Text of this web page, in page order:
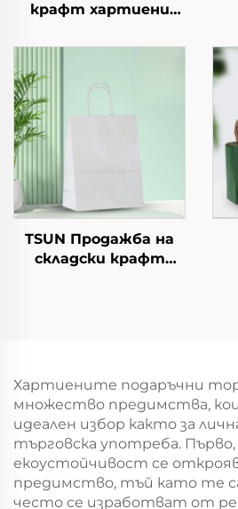
крафт хартиени
логотип за упаковка
на храна за Нова
година/Коледа с
екранна печат
TSUN Продажба на
складски крафт
Хартиените подаръчни
множество предимства,
идеален избор както за
търговска употреба.
екоустойчивост се
предимство, тъй като те
често се изработват от